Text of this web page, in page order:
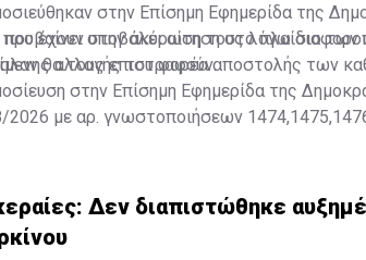
στην Επίσημη Εφημερίδα της
στην ακύρωση τους λόγω
αλλαγής του φορέα αποστολής των
έχουν υποβάλει αίτηση στο πλαίσιο
θα τους επιστραφούν.
στην Επίσημη Εφημερίδα της
2026 με αρ. γνωστοποιήσεων
Δεν διαπιστώθηκε